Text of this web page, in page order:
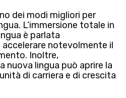
dei modi migliori per
. L’immersione totale in
è parlata
notevolmente il
Inoltre,
nuova lingua può aprire la
di carriera e di crescita